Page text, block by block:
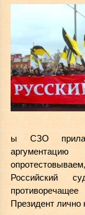
ы СЗО
Российский
Президент лично